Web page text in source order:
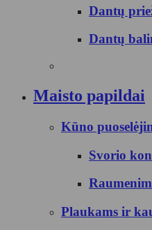
Dantų
Dantų
Maisto papildai
Kūno
Svorio
Plaukams ir